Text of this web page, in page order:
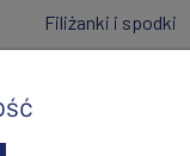
Filiżanki i spodki